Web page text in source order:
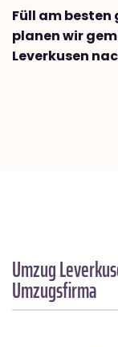
Füll am besten
planen wir
Leverkusen
Umzug
Umzugsfirma